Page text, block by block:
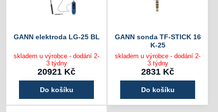
GANN elektroda LG-25 BL
skladem u výrobce - dodání 2-
3 týdny
20921 Kč
Do košíku
GANN sonda TF-STICK 16
K-25
skladem u výrobce - dodání 2-
3 týdny
2831 Kč
Do košíku